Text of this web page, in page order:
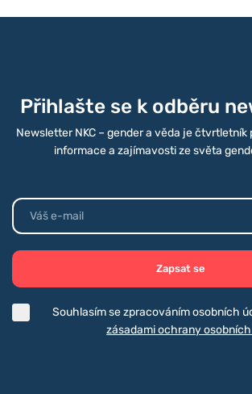
Přihlašte se k odběru
Newsletter NKC – gender a věda je
informace a zajímavosti ze světa
Zapsat se
Souhlasím se zpracováním osobních
zásadami ochrany